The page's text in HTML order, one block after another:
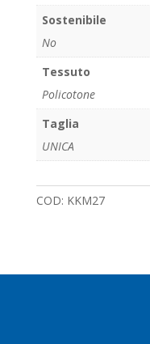
Sostenibile
No
Tessuto
Policotone
Taglia
UNICA
COD: KKM27